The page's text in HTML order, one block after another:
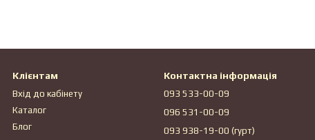
Клієнтам
Вхід до кабінету
Каталог
Блог
Контактна інформація
093 533-00-09
096 531-00-09
093 938-19-00 (гурт)